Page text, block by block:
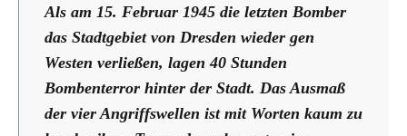
Als am 15. Februar 1945 die letzten Bomber
das Stadtgebiet von Dresden wieder gen
Westen verließen, lagen 40 Stunden
Bombenterror hinter der Stadt. Das Ausmaß
der vier Angriffswellen ist mit Worten kaum zu